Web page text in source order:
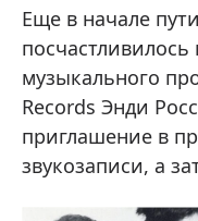
Еще в начале
музыкального
Records Энди
приглашение в
звукозаписи, а